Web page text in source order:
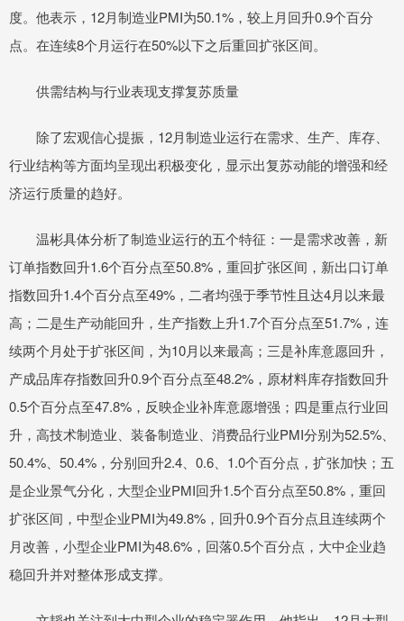
度。他表示，12月制造业PMI为50.1%，较上月回升0.9个百分
点。在连续8个月运行在50%以下之后重回扩张区间。
供需结构与行业表现支撑复苏质量
除了宏观信心提振，12月制造业运行在需求、生产、库存、
行业结构等方面均呈现出积极变化，显示出复苏动能的增强和经
济运行质量的趋好。
温彬具体分析了制造业运行的五个特征：一是需求改善，新
订单指数回升1.6个百分点至50.8%，重回扩张区间，新出口订单
指数回升1.4个百分点至49%，二者均强于季节性且达4月以来最
高；二是生产动能回升，生产指数上升1.7个百分点至51.7%，连
续两个月处于扩张区间，为10月以来最高；三是补库意愿回升，
产成品库存指数回升0.9个百分点至48.2%，原材料库存指数回升
0.5个百分点至47.8%，反映企业补库意愿增强；四是重点行业回
升，高技术制造业、装备制造业、消费品行业PMI分别为52.5%、
50.4%、50.4%，分别回升2.4、0.6、1.0个百分点，扩张加快；五
是企业景气分化，大型企业PMI回升1.5个百分点至50.8%，重回
扩张区间，中型企业PMI为49.8%，回升0.9个百分点且连续两个
月改善，小型企业PMI为48.6%，回落0.5个百分点，大中企业趋
稳回升并对整体形成支撑。